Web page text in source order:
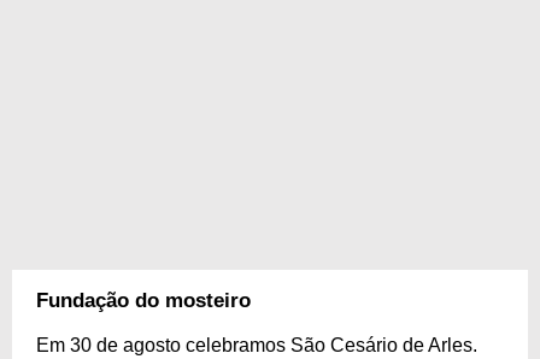
Fundação do mosteiro
Em 30 de agosto celebramos São Cesário de Arles.